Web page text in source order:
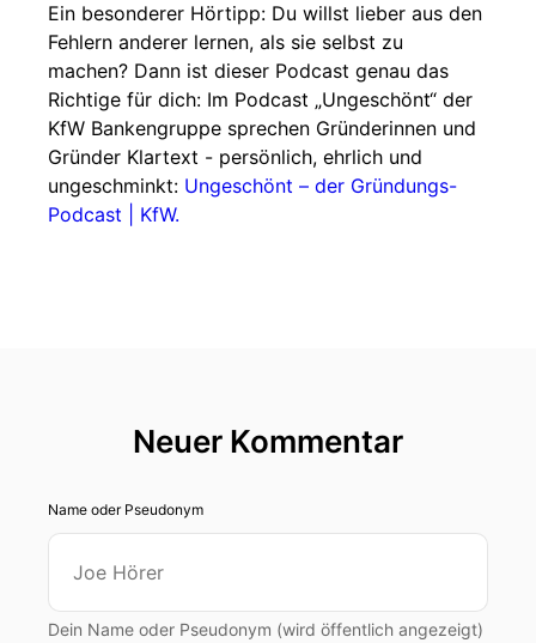
Ein besonderer Hörtipp: Du willst lieber aus den
Fehlern anderer lernen, als sie selbst zu
machen? Dann ist dieser Podcast genau das
Richtige für dich: Im Podcast „Ungeschönt“ der
KfW Bankengruppe sprechen Gründerinnen und
Gründer Klartext - persönlich, ehrlich und
ungeschminkt: ⁠⁠⁠⁠⁠⁠ Ungeschönt – der Gründungs-
Podcast | KfW⁠⁠⁠⁠⁠⁠.
Neuer Kommentar
Name oder Pseudonym
Dein Name oder Pseudonym (wird öffentlich angezeigt)